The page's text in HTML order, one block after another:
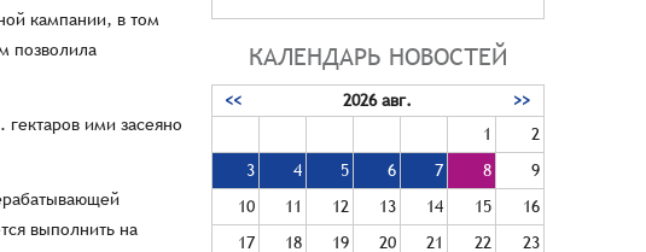
кампании, в том
позволила
ими засеяно
выполнить на
КАЛЕНДАРЬ НОВОСТЕЙ
<< 2026 авг.
>>
1
2
3
4 5 6 7 8
9
10
11 12 13 14 15
16
17
18 19 20 21 22
23